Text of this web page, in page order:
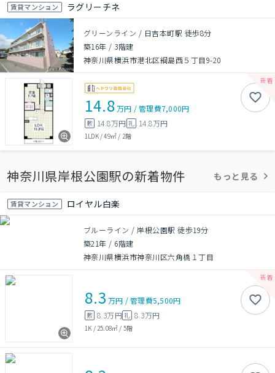
賃貸マンション ラグリーチネ
グリーンライン / 日吉本町駅 徒歩8分
築16年 / 3階建
神奈川県横浜市港北区綱島西５丁目9-20
14.8万円 /管理費7,000円
敷 14.8万円 礼 14.8万円
1LDK/49㎡ / 2階
神奈川県岸根公園駅の新着物件 もっと見る
賃貸マンション ロイヤル白楽
ブルーライン / 岸根公園駅 徒歩19分
築21年 / 6階建
神奈川県横浜市神奈川区六角橋１丁目
8.3 万円 /管理費5,500円
敷 8.3万円礼 8.3万円
1K / 25.08㎡ / 5階